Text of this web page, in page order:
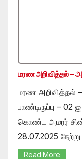
மரண அறிவித்தல் –
மரண அறிவித்தல்
பாண்டிருப்பு – 02 ஐ
கொண்ட அமரர்
28.07.2025
Read More